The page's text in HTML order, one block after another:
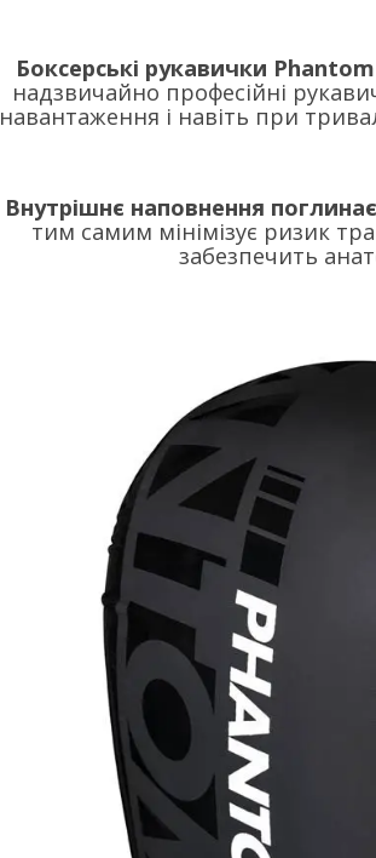
Боксерські рукавички Phantom
надзвичайно професійні
навантаження і навіть при
Внутрішнє наповнення
тим самим мінімізує ризик
забезпечить